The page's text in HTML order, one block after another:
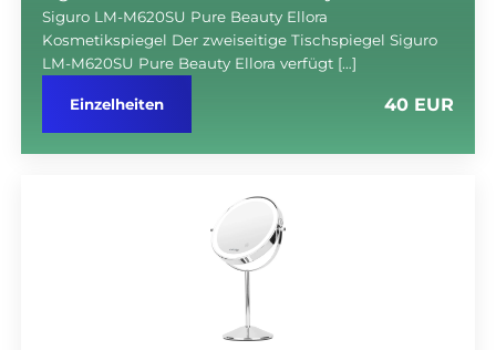
Siguro LM-M620SU Pure Beauty Ellora
Kosmetikspiegel Der zweiseitige Tischspiegel Siguro
LM-M620SU Pure Beauty Ellora verfügt […]
Einzelheiten 40 EUR